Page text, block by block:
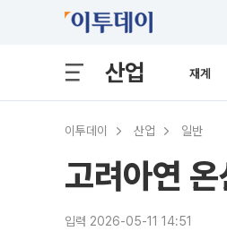
산업 재계
이투데이 산업 일반
고려아연
입력 2026-05-11 14:51